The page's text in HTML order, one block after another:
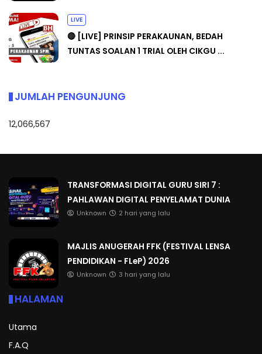
LIVE
🔴 [LIVE] PRINSIP PERAKAUNAN, BEDAH
TUNTAS SOALAN 1 TRIAL OLEH CIKGU ...
JUMLAH PENGUNJUNG
12,066,567
TRANSFORMASI DIGITAL GURU SIRI 7 :
PAHLAWAN DIGITAL PENYELAMAT DUNIA
Unknown 2 hari yang lalu
MAJLIS ANUGERAH FFK (FESTIVAL LENSA
PENDIDIKAN - FLeP) 2026
Unknown 3 hari yang lalu
HALAMAN
Utama
F.A.Q